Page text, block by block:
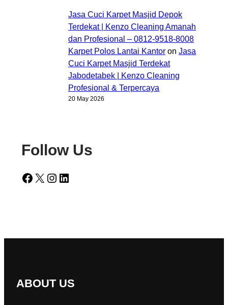
Jasa Cuci Karpet Masjid Depok
Terdekat | Kenzo Cleaning Amanah
dan Profesional – 0812-9518-8008
Karpet Polos Lantai Kantor on Jasa
Cuci Karpet Masjid Terdekat
Jabodetabek | Kenzo Cleaning
Profesional & Terpercaya
20 May 2026
Follow Us
Facebook X Instagram LinkedIn
ABOUT US